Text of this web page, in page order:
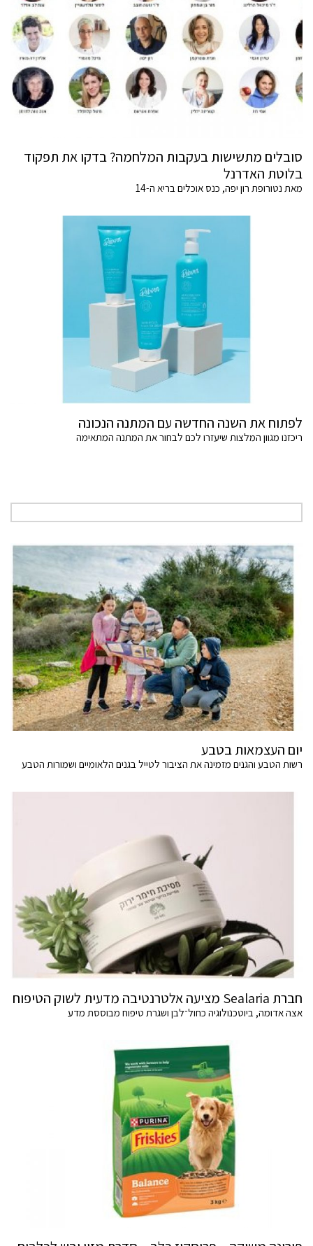
סובלים מתשישות בעקבות המלחמה? בדקו את תפקוד
בלוטת האדרנל
מאת נטורופת רון יפה, כנס אוכלים בריא ה-14
לפתוח את השנה החדשה עם המתנה הנכונה
ריכזנו מגוון המלצות שיעזרו לכם לבחור את המתנה המתאימה
יום העצמאות בטבע
רשות הטבע והגנים מזמינה את הציבור לטייל בגנים הלאומיים ושמורות הטבע
חברת Sealaria מציעה אלטרנטיבה מדעית לשוק הטיפוח
אצה אדומה, ביוטכנולוגיה כחול־לבן ושגרת טיפוח מבוססת מדע